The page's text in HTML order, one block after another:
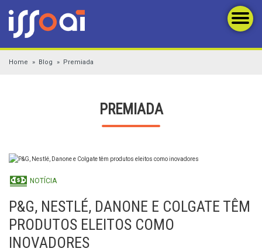
Home Blog Premiada
PREMIADA
NOTÍCIA
P&G, NESTLÉ, DANONE E COLGATE TÊM
PRODUTOS ELEITOS COMO
INOVADORES